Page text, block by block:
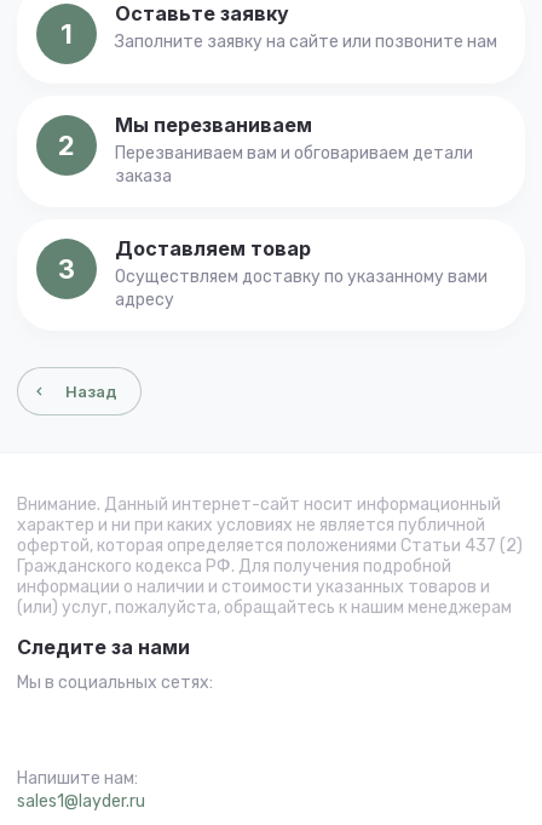
1
Оставьте заявку
Заполните заявку на сайте или позвоните нам
2
Мы перезваниваем
Перезваниваем вам и обговариваем детали
заказа
3
Доставляем товар
Осуществляем доставку по указанному вами
адресу
Назад
Внимание. Данный интернет-сайт носит информационный
характер и ни при каких условиях не является публичной
офертой, которая определяется положениями Статьи 437 (2)
Гражданского кодекса РФ. Для получения подробной
информации о наличии и стоимости указанных товаров и
(или) услуг, пожалуйста, обращайтесь к нашим менеджерам
Следите за нами
Мы в социальных сетях:
Напишите нам:
sales1@layder.ru